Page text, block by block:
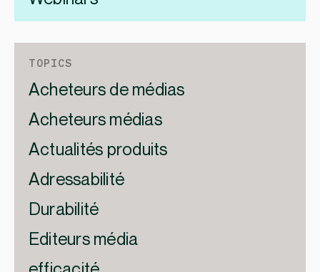
TOPICS
Acheteurs de médias
Acheteurs médias
Actualités produits
Adressabilité
Durabilité
Editeurs média